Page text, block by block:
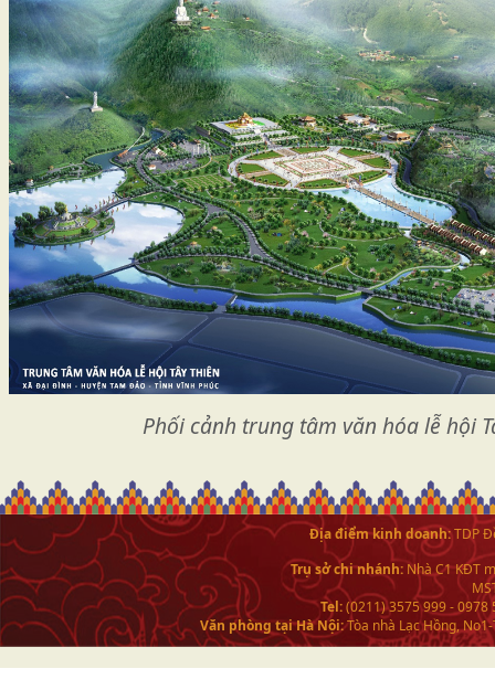
Phối cảnh trung tâm văn hóa lễ hội
Địa điểm kinh doanh:TDP
Trụ sở chi nhánh:Nhà C1 KĐT
Tel:(0211) 3575 999 -
Văn phòng tại Hà Nội:Tòa nhà Lạc Hồng,